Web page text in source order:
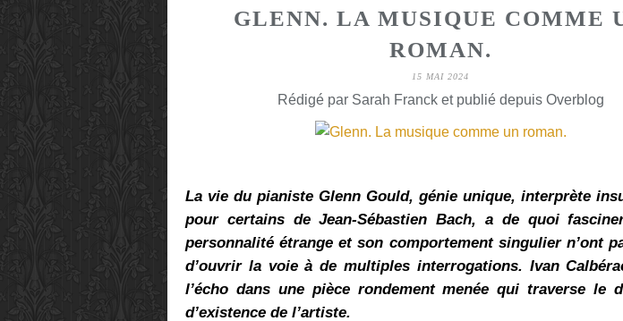
GLENN. LA MUSIQUE COMME
ROMAN.
15 MAI 2024
Rédigé par Sarah Franck et publié depuis Overblog
La vie du pianiste Glenn Gould, génie unique, interprète
pour certains de Jean-Sébastien Bach, a de quoi
personnalité étrange et son comportement singulier n’ont
d’ouvrir la voie à de multiples interrogations. Ivan
l’écho dans une pièce rondement menée qui traverse le
d’existence de l’artiste.